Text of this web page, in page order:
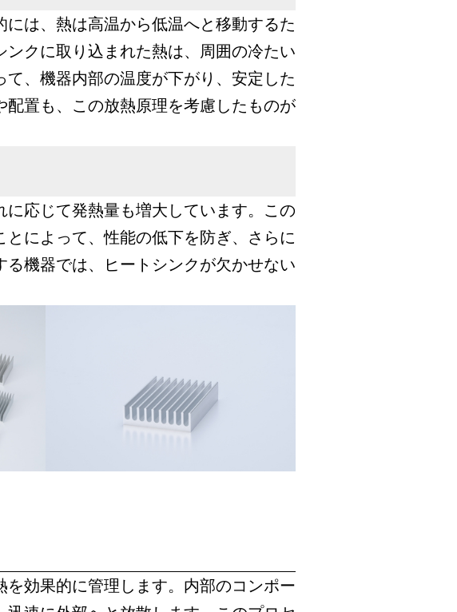
は、熱は高温から低温へと移動するた
クに取り込まれた熱は、周囲の冷たい
、機器内部の温度が下がり、安定した
置も、この放熱原理を考慮したものが
応じて発熱量も増大しています。この
によって、性能の低下を防ぎ、さらに
機器では、ヒートシンクが欠かせない
効果的に管理します。内部のコンポー